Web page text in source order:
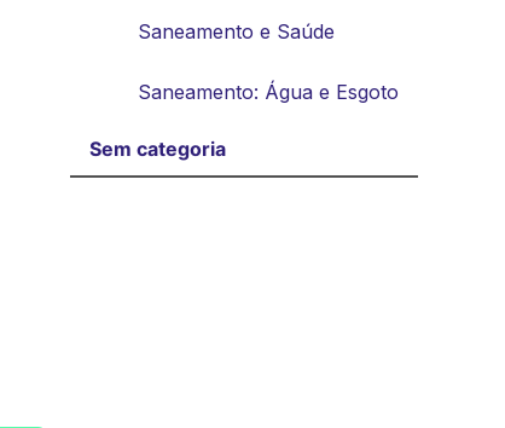
Saneamento e Saúde
Saneamento: Água e Esgoto
Sem categoria